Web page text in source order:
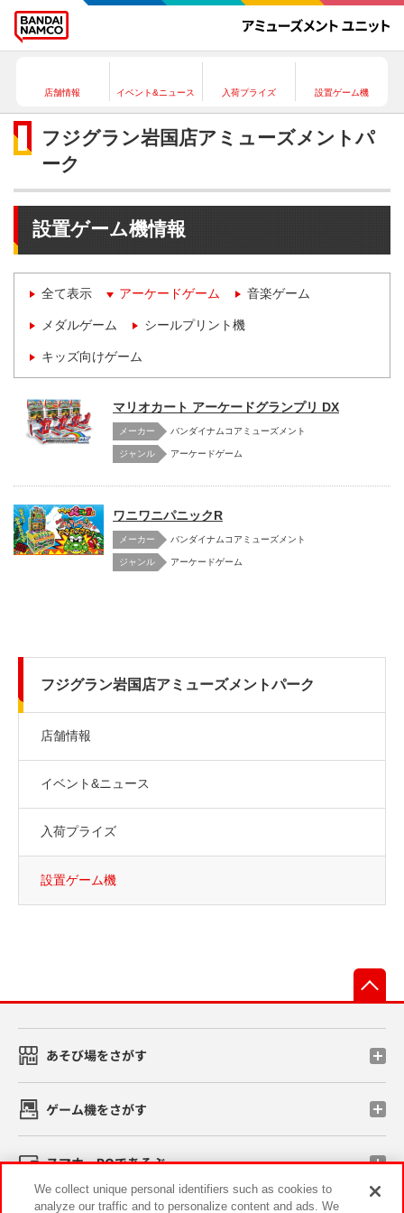
店舗情報 イベント&ニュース 入荷プライズ 設置ゲーム機
フジグラン岩国店アミューズメントパ
ーク
設置ゲーム機情報
全て表示 アーケードゲーム 音楽ゲーム
メダルゲーム シールプリント機
キッズ向けゲーム
マリオカート アーケードグランプリ DX
メーカー バンダイナムコアミューズメント
アーケードゲーム
ワニワニパニックR
メーカー バンダイナムコアミューズメント
アーケードゲーム
フジグラン岩国店アミューズメントパーク
店舗情報
イベント&ニュース
入荷プライズ
設置ゲーム機
あそび場をさがす
ゲーム機をさがす
スマホ・PCであそぶ
We collect unique personal identifiers such as cookies to
analyze our traffic and to personalize content and ads. We